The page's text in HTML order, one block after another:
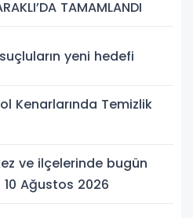
TAMAMLANDI
yeni hedefi
Kenarlarında Temizlik
ve ilçelerinde bugün
Ağustos 2026